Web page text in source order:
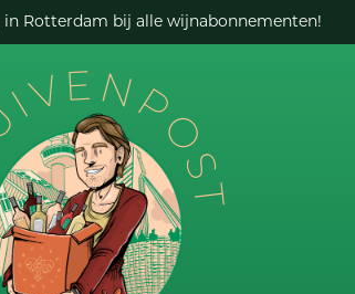
Rotterdam bij alle wijnabonnementen!